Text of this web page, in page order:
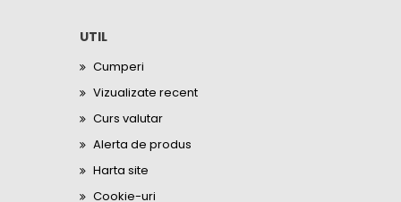
UTIL
Cumperi
Vizualizate recent
Curs valutar
Alerta de produs
Harta site
Cookie-uri